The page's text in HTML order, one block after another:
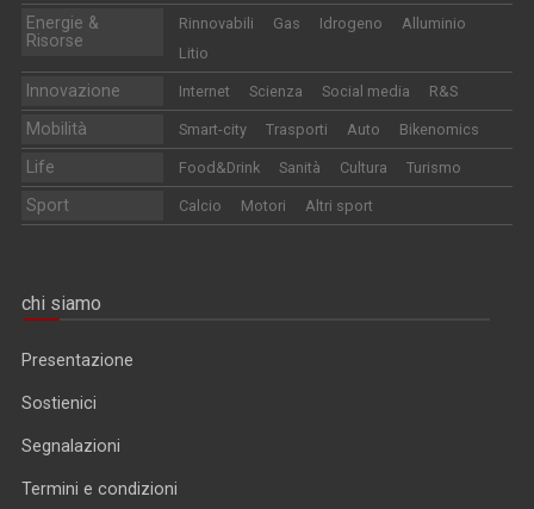
Energie &
Risorse
Rinnovabili Gas Idrogeno
Alluminio
Litio
Innovazione Internet Scienza Social media R&S
Mobilità Smart-city Trasporti Auto Bikenomics
Life Food&Drink Sanità Cultura Turismo
Sport Calcio Motori Altri sport
chi siamo
Presentazione
Sostienici
Segnalazioni
Termini e condizioni